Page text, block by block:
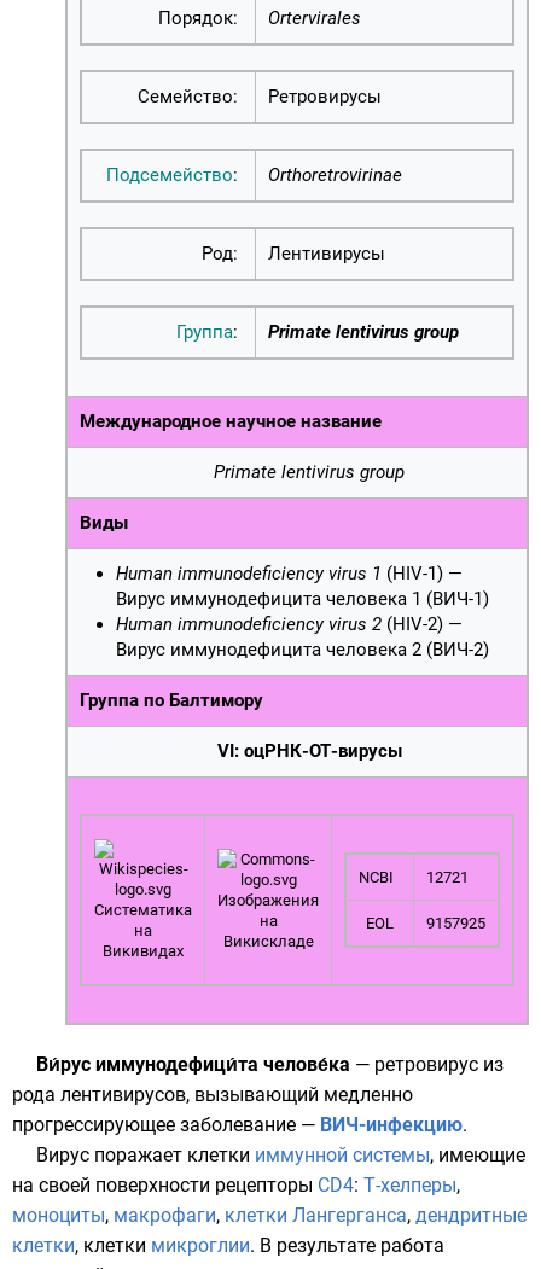
Порядок: Ortervirales
Семейство: Ретровирусы
Подсемейство: Orthoretrovirinae
Род: Лентивирусы
Группа: Primate lentivirus group
Международное научное название
Primate lentivirus group
Виды
Human immunodeficiency virus 1 (HIV-1) —
Вирус иммунодефицита человека 1 (ВИЧ-1)
Human immunodeficiency virus 2 (HIV-2) —
Вирус иммунодефицита человека 2 (ВИЧ-2)
Группа по Балтимору
VI: оцРНК-ОТ-вирусы
Систематика
на
Викивидах
Изображения
на
Викискладе
NCBI 12721
EOL 9157925
Ви́рус иммунодефици́та челове́ка — ретровирус из
рода лентивирусов, вызывающий медленно
прогрессирующее заболевание — ВИЧ-инфекцию.
Вирус поражает клетки иммунной системы, имеющие
на своей поверхности рецепторы CD4: Т-хелперы,
моноциты, макрофаги, клетки Лангерганса, дендритные
клетки, клетки микроглии. В результате работа